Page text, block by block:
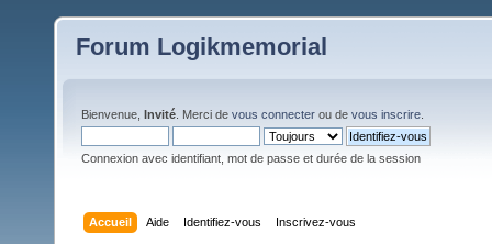
Forum Logikmemorial
Bienvenue, Invité . Merci de vous connecter ou de vous inscrire
Connexion avec identifiant, mot de passe et durée de la session
Accueil Aide Identifiez-vous Inscrivez-vous